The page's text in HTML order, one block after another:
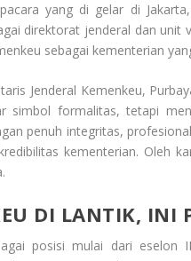
yang di gelar di
direktorat jenderal dan unit
sebagai kementerian
Jenderal Kemenkeu,
formalitas, tetapi
penuh integritas,
kementerian. Oleh
DI LANTIK, INI
posisi mulai dari eselon